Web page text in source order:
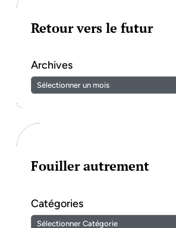
Retour vers le futur
Archives
Fouiller autrement
Catégories